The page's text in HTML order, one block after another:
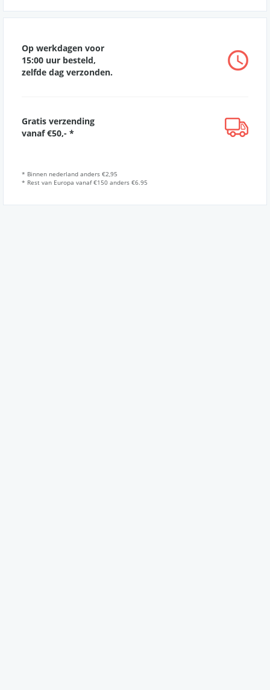
Op werkdagen voor
15:00 uur besteld,
zelfde dag verzonden.
Gratis verzending
vanaf €50,- *
* Binnen nederland anders €2,95
* Rest van Europa vanaf €150 anders €6.95